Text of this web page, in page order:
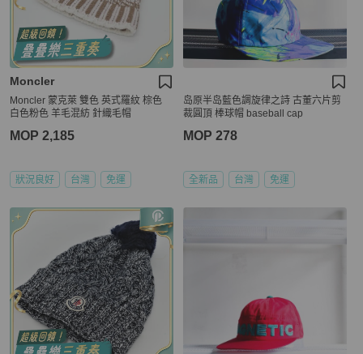
Moncler
Moncler 蒙克萊 雙色 英式羅紋 棕色
白色粉色 羊毛混紡 針織毛帽
MOP 2,185
狀況良好 台灣 免運
岛原半岛藍色調旋律之詩 古董六片剪
裁圓頂 棒球帽 baseball cap
MOP 278
全新品 台灣 免運